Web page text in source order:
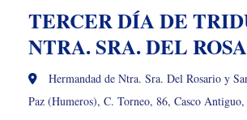
TERCER DÍA DE
NTRA. SRA. DEL
Hermandad de Ntra. Sra. Del Rosario y
Paz (Humeros), C. Torneo, 86, Casco